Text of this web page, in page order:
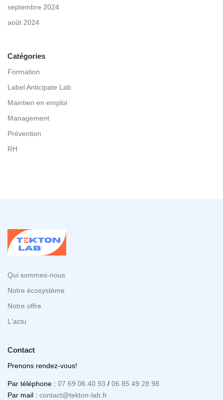
septembre 2024
août 2024
Catégories
Formation
Label Anticipate Lab
Maintien en emploi
Management
Prévention
RH
Qui sommes-nous
Notre écosystème
Notre offre
L'actu
Contact
Prenons rendez-vous!
Par téléphone : 07 69 06 40 93 / 06 85 49 28 98
Par mail : contact@tekton-lab.fr